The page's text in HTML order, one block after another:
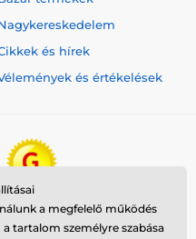
és hírek
és értékelések
a megfelelő működés
tartalom személyre szabása